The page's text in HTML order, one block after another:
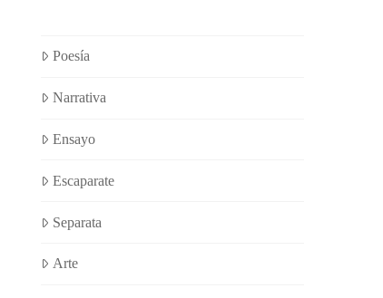
Poesía
Narrativa
Ensayo
Escaparate
Separata
Arte